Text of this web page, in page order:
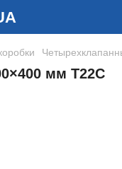
мм Т22С